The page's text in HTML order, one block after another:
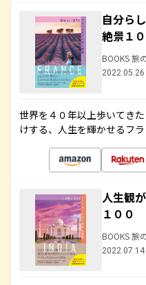
自分ら
絶景１
BOOKS 旅
2022.05.26
世界を４０年以上歩いてき
けする、人生を輝かせるフ
人生観
１００
BOOKS 旅
2022.07.14